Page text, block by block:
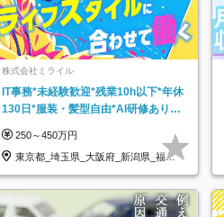
株式会社ミライル
IT事務*未経験歓迎*残業10h以下*年休
130日*服装・髪型自由*AI研修あり*
250～450万円
東京都_埼玉県_大阪府_新潟県_福岡
県